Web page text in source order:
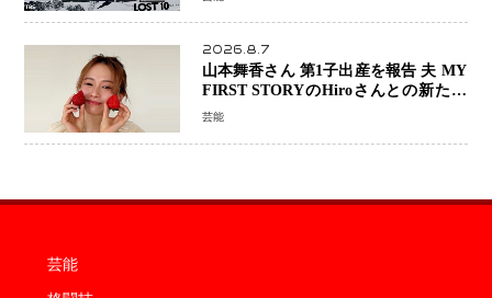
2026.8.7
山本舞香さん 第1子出産を報告 夫 MY
FIRST STORYのHiroさんとの新たな
家族生活「母子ともに健康」
芸能
芸能